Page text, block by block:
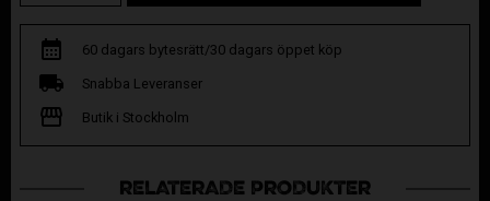
60 dagars bytesrätt/30 dagars öppet köp
Snabba Leveranser
Butik i Stockholm
RELATERADE PRODUKTER